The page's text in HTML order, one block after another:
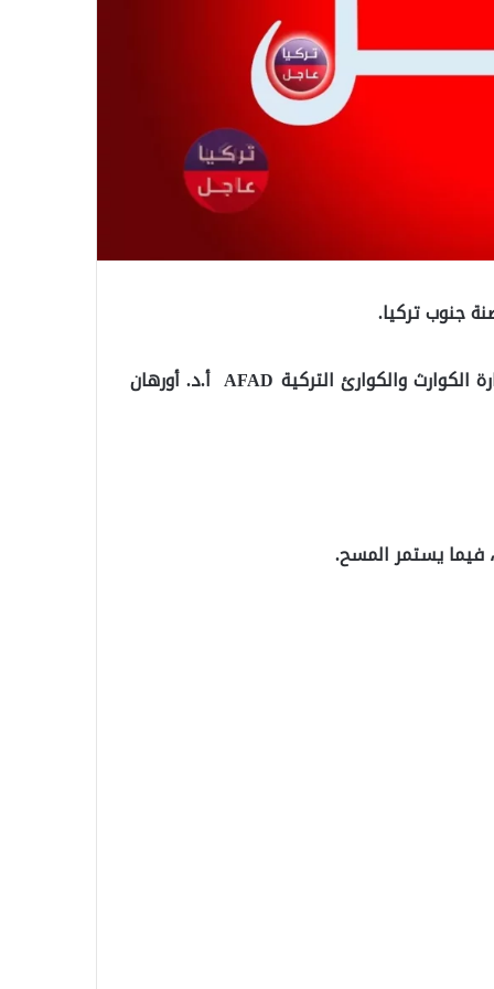
واصدر مدير عام الحد من مخاطر الزلازل التابع لمنظمة إدارة الكوارث والكوارئ التركية AFAD أ.د. أورهان
فيما يستمر المسح.